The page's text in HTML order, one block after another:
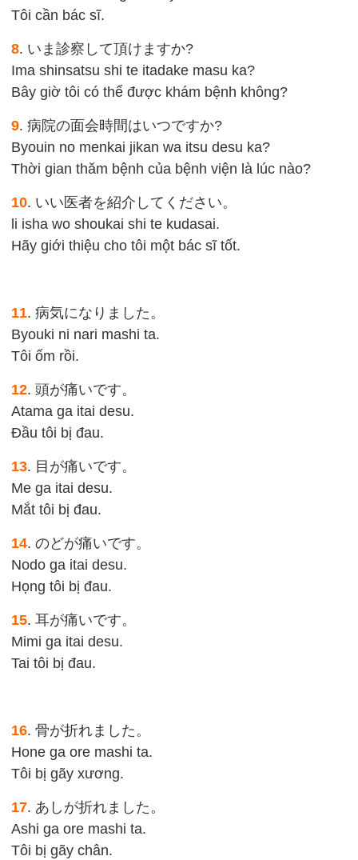
Tôi cần bác sĩ.
8. いま診察して頂けますか?
Ima shinsatsu shi te itadake masu ka?
Bây giờ tôi có thể được khám bệnh không?
9. 病院の面会時間はいつですか?
Byouin no menkai jikan wa itsu desu ka?
Thời gian thăm bệnh của bệnh viện là lúc nào?
10. いい医者を紹介してください。
li isha wo shoukai shi te kudasai.
Hãy giới thiệu cho tôi một bác sĩ tốt.
11. 病気になりました。
Byouki ni nari mashi ta.
Tôi ốm rồi.
12. 頭が痛いです。
Atama ga itai desu.
Đầu tôi bị đau.
13. 目が痛いです。
Me ga itai desu.
Mắt tôi bị đau.
14. のどが痛いです。
Nodo ga itai desu.
Họng tôi bị đau.
15. 耳が痛いです。
Mimi ga itai desu.
Tai tôi bị đau.
16. 骨が折れました。
Hone ga ore mashi ta.
Tôi bị gãy xương.
17. あしが折れました。
Ashi ga ore mashi ta.
Tôi bị gãy chân.